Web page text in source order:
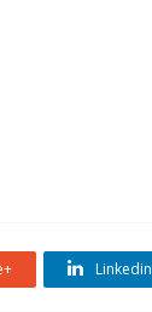
Linkedin